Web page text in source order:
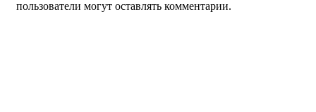
пользователи могут оставлять комментарии.